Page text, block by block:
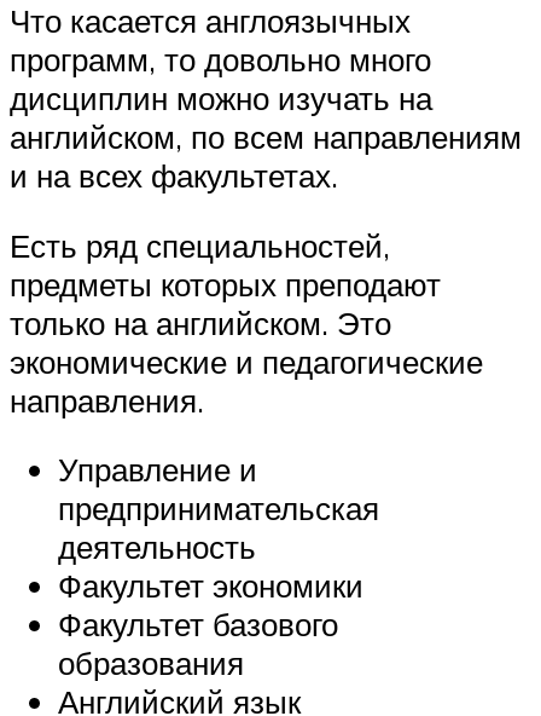
Что касается англоязычных
программ, то довольно много
дисциплин можно изучать на
английском, по всем направлениям
и на всех факультетах.
Есть ряд специальностей,
предметы которых преподают
только на английском. Это
экономические и педагогические
направления.
Управление и
предпринимательская
деятельность
Факультет экономики
Факультет базового
образования
Английский язык